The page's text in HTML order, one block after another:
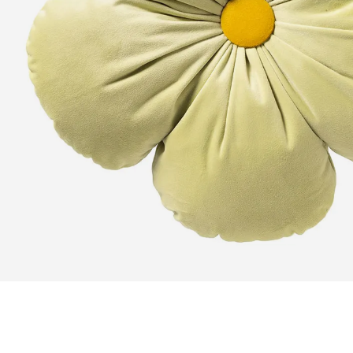
Zoomer sur l'image